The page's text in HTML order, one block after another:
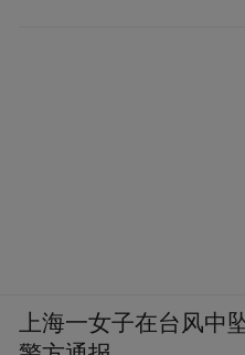
上海一女子在台风中